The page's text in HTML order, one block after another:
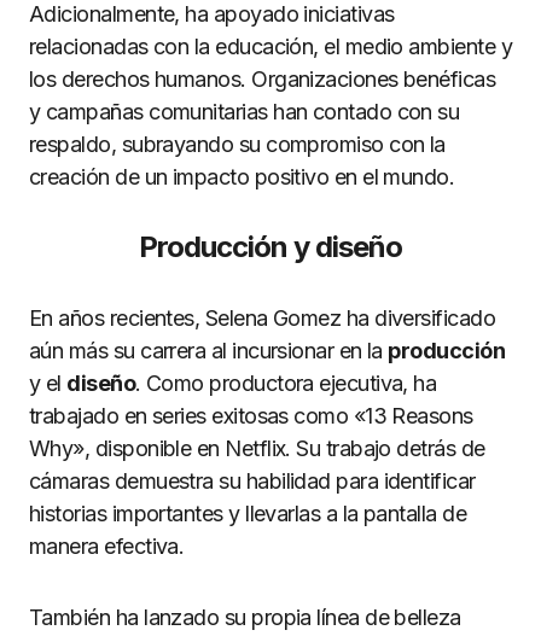
Adicionalmente, ha apoyado iniciativas
relacionadas con la educación, el medio ambiente y
los derechos humanos. Organizaciones benéficas
y campañas comunitarias han contado con su
respaldo, subrayando su compromiso con la
creación de un impacto positivo en el mundo.
Producción y diseño
En años recientes, Selena Gomez ha diversificado
aún más su carrera al incursionar en la producción
y el diseño. Como productora ejecutiva, ha
trabajado en series exitosas como «13 Reasons
Why», disponible en Netflix. Su trabajo detrás de
cámaras demuestra su habilidad para identificar
historias importantes y llevarlas a la pantalla de
manera efectiva.
También ha lanzado su propia línea de belleza